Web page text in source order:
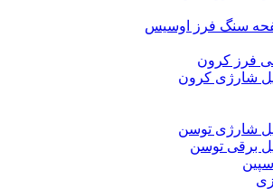
سنگ فرز اوسیس
فرز کرون
شارژی کرون
شارژی توسن
برقی توسن